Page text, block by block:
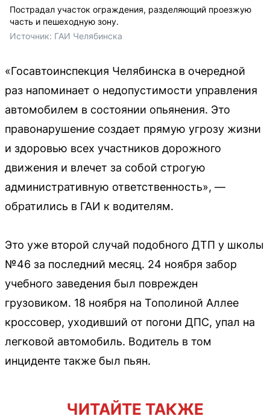
Пострадал участок ограждения, разделяющий проезжую
часть и пешеходную зону.
Источник: ГАИ Челябинска
«Госавтоинспекция Челябинска в очередной
раз напоминает о недопустимости управления
автомобилем в состоянии опьянения. Это
правонарушение создает прямую угрозу жизни
и здоровью всех участников дорожного
движения и влечет за собой строгую
административную ответственность», —
обратились в ГАИ к водителям.
Это уже второй случай подобного ДТП у школы
№46 за последний месяц. 24 ноября забор
учебного заведения был поврежден
грузовиком. 18 ноября на Тополиной Аллее
кроссовер, уходивший от погони ДПС, упал на
легковой автомобиль. Водитель в том
инциденте также был пьян.
ЧИТАЙТЕ ТАКЖЕ